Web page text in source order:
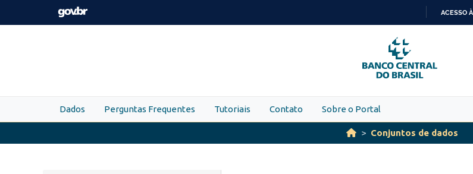
Skip to main content
PARA
O
CONTEÚDO
ACESSO
Dados Perguntas Frequentes Tutoriais Contato Sobre o Portal
Conjuntos de dados